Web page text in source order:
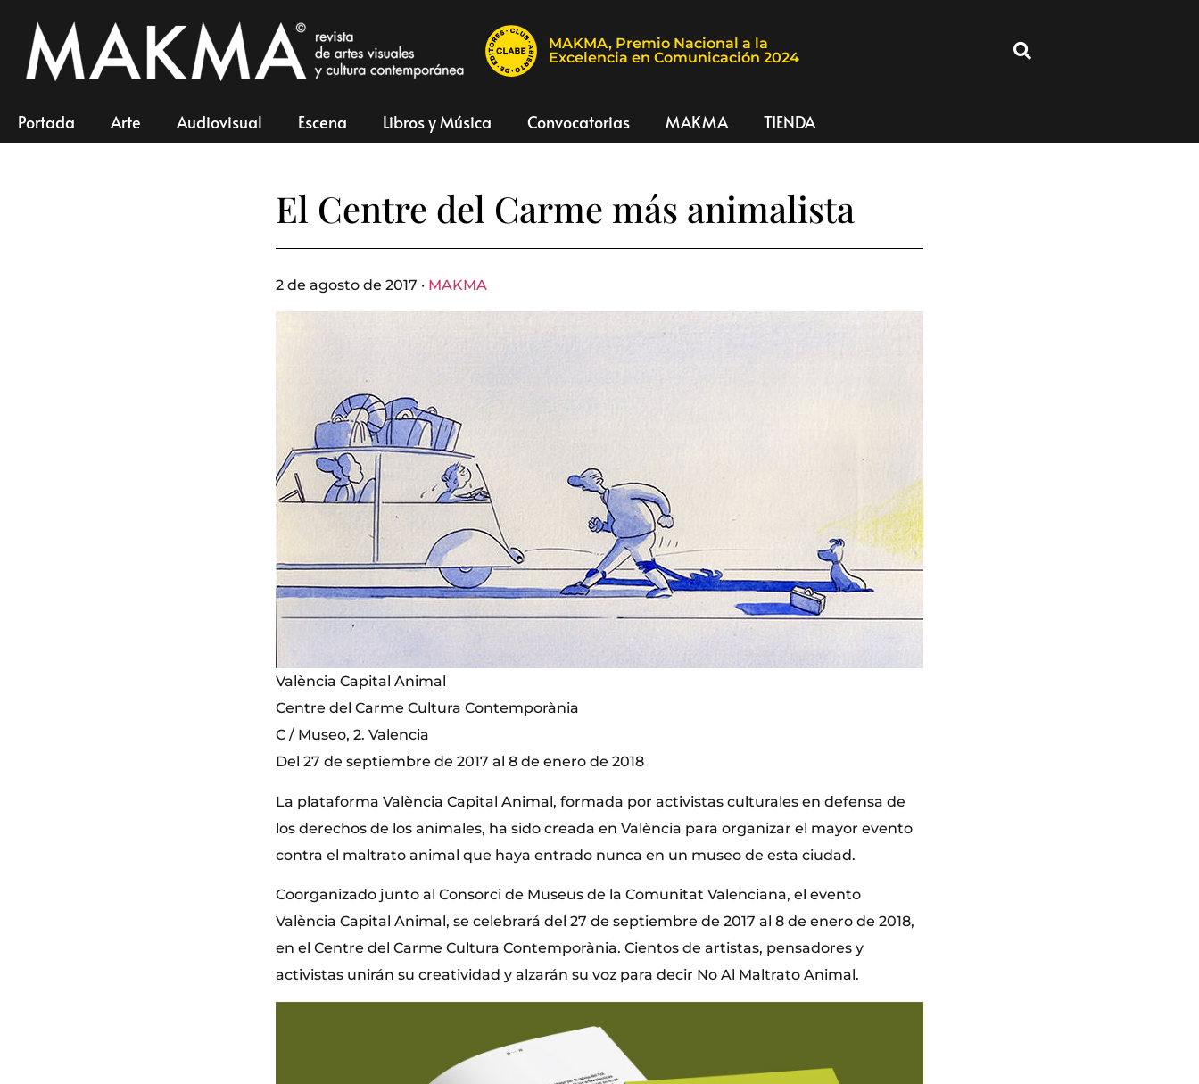
MAKMA, Premio Nacional a la
Excelencia en Comunicación 2024
Portada Arte Audiovisual Escena Libros y Música Convocatorias MAKMA TIENDA
El Centre del Carme más animalista
2 de agosto de 2017 · MAKMA
València Capital Animal
Centre del Carme Cultura Contemporània
C / Museo, 2. Valencia
Del 27 de septiembre de 2017 al 8 de enero de 2018
La plataforma València Capital Animal, formada por activistas culturales en defensa de
los derechos de los animales, ha sido creada en València para organizar el mayor evento
contra el maltrato animal que haya entrado nunca en un museo de esta ciudad.
Coorganizado junto al Consorci de Museus de la Comunitat Valenciana, el evento
València Capital Animal, se celebrará del 27 de septiembre de 2017 al 8 de enero de 2018,
en el Centre del Carme Cultura Contemporània. Cientos de artistas, pensadores y
activistas unirán su creatividad y alzarán su voz para decir No Al Maltrato Animal.